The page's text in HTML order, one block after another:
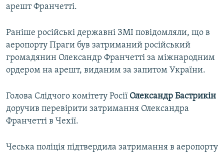
арешт Франчетті.
Раніше російські державні ЗМІ повідомляли, що в
аеропорту Праги був затриманий російський
громадянин Олександр Франчетті за міжнародним
ордером на арешт, виданим за запитом України.
Голова Слідчого комітету Росії Олександр Бастрикін
доручив перевірити затримання Олександра
Франчетті в Чехії.
Чеська поліція підтвердила затримання в аеропорту